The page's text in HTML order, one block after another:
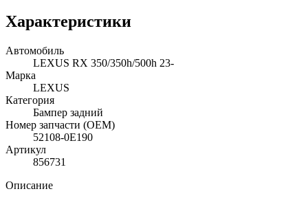
Характеристики
Автомобиль
LEXUS RX 350/350h/500h 23-
Марка
LEXUS
Категория
Бампер задний
Номер запчасти (OEM)
52108-0E190
Артикул
856731
Описание